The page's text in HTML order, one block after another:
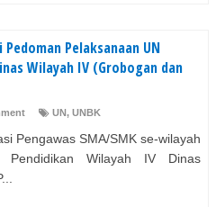
Pelaksanaan UN
Wilayah IV (Grobogan dan
UN, UNBK
Pengawas SMA/SMK se-wilayah
Wilayah IV Dinas